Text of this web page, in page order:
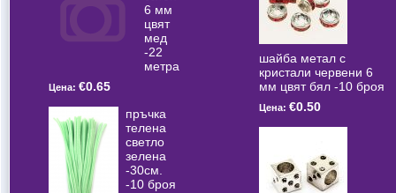
6 мм
цвят
мед
-22
метра
Цена: €0.65
пръчка
телена
светлo
зелена
-30см.
-10 броя
шайба метал с
кристали червени 6
мм цвят бял -10 броя
Цена: €0.50